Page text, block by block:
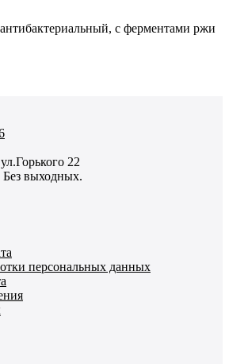
с ферментами ржи
22
Без выходных.
персональных данных